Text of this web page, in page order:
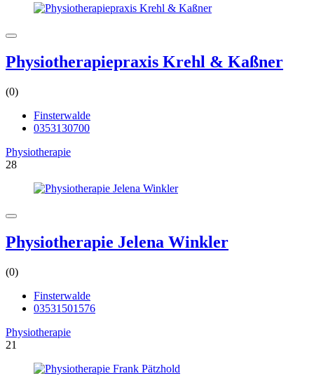
Physiotherapiepraxis Krehl & Kaßner
(0)
Finsterwalde
0353130700
Physiotherapie
28
Physiotherapie Jelena Winkler
(0)
Finsterwalde
03531501576
Physiotherapie
21